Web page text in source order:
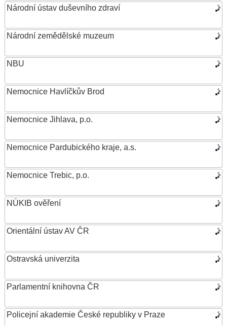
Národní ústav duševního zdraví
Národní zemědělské muzeum
NBU
Nemocnice Havlíčkův Brod
Nemocnice Jihlava, p.o.
Nemocnice Pardubického kraje, a.s.
Nemocnice Trebic, p.o.
NÚKIB ověření
Orientální ústav AV ČR
Ostravská univerzita
Parlamentní knihovna ČR
Policejní akademie České republiky v Praze